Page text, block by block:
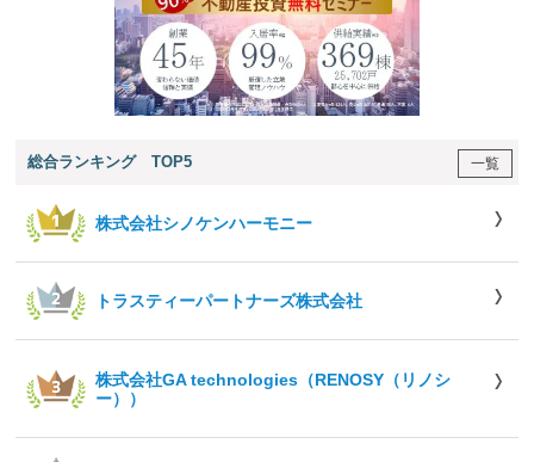
総合ランキング TOP5 一覧
株式会社シノケンハーモニー
トラスティーパートナーズ株式会社
株式会社GA technologies（RENOSY（リノシ
ー））